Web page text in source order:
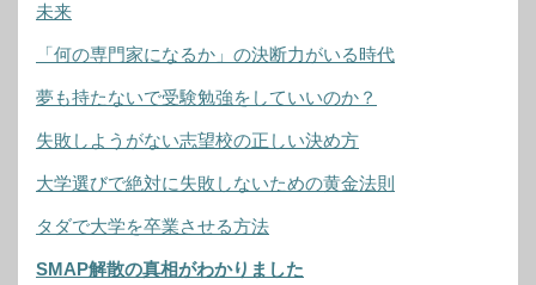
未来
「何の専門家になるか」の決断力がいる時代
夢も持たないで受験勉強をしていいのか？
失敗しようがない志望校の正しい決め方
大学選びで絶対に失敗しないための黄金法則
タダで大学を卒業させる方法
SMAP解散の真相がわかりました